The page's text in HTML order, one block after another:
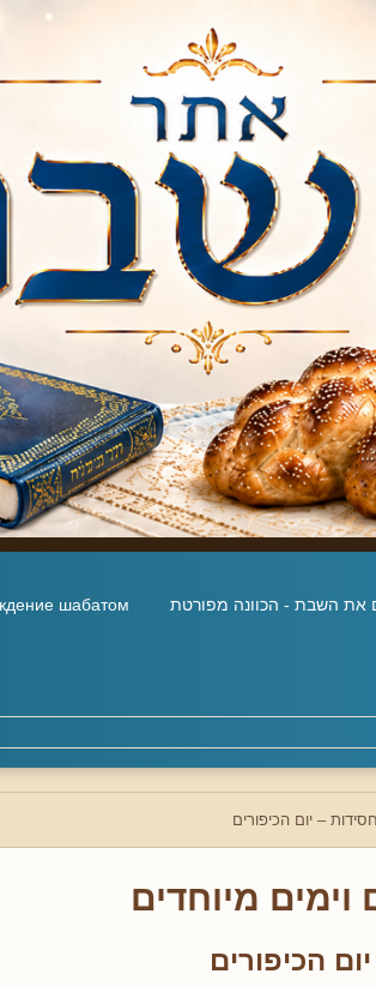
את השבת - הכוונה מפורטת шабатом
– יום הכיפורים
וימים מיוחדים
הכיפורים